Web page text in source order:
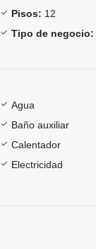
Pisos: 12
Tipo de negocio:
Agua
Baño auxiliar
Calentador
Electricidad